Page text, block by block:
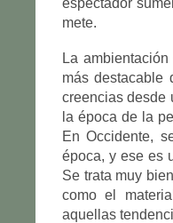
espectador
mete.
La
más
creencias desde
la época de la
En Occidente,
época, y ese es
Se trata muy
como el
aquellas